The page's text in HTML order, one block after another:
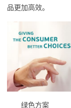
品更加高效。
绿色方案